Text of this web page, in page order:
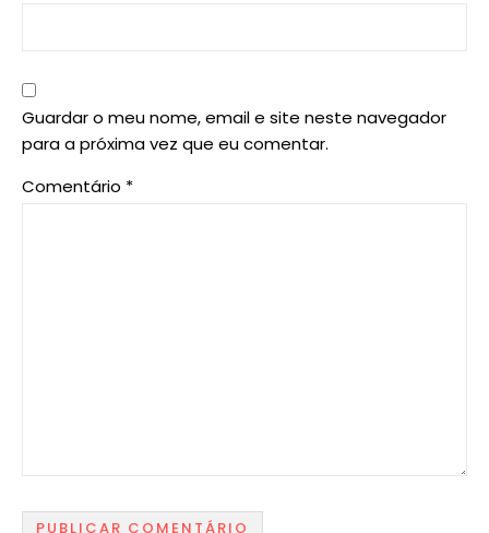
Guardar o meu nome, email e site neste navegador
para a próxima vez que eu comentar.
Comentário *